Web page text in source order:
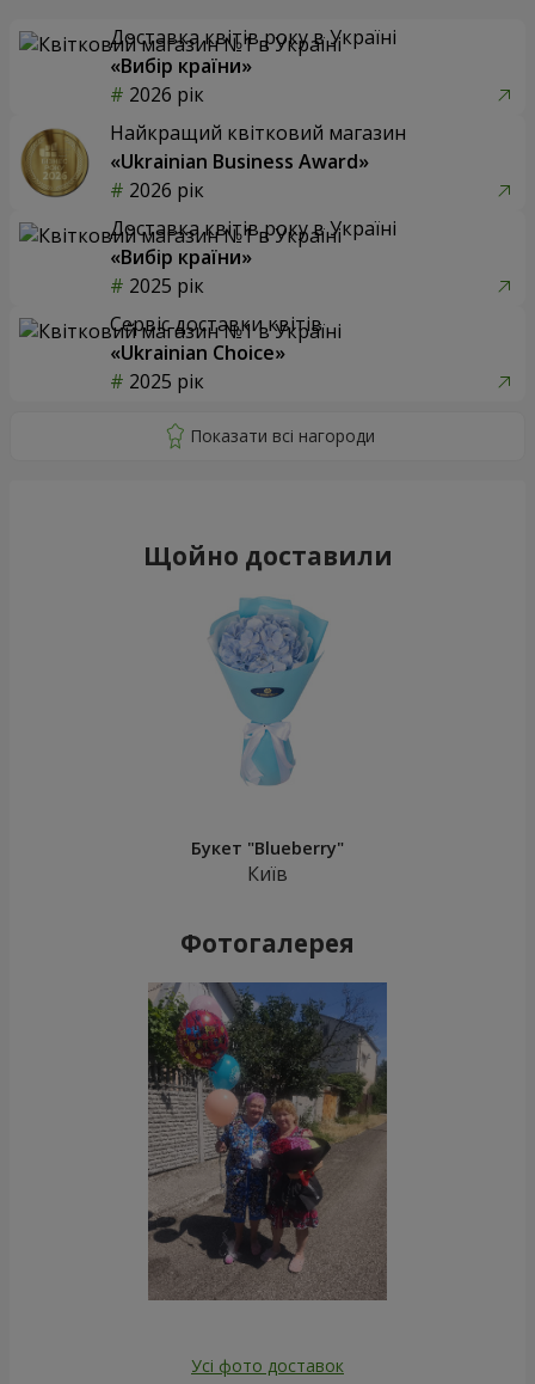
Доставка квітів року в Україні
«Вибір країни»
2026 рік
Найкращий квітковий магазин
«Ukrainian Business Award»
2026 рік
Доставка квітів року в Україні
«Вибір країни»
2025 рік
Сервіс доставки квітів
«Ukrainian Choice»
2025 рік
Щойно доставили
Букет "Blueberry"
Київ
Фотогалерея
Усі фото доставок